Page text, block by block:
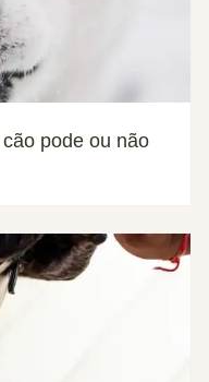
pode ou não